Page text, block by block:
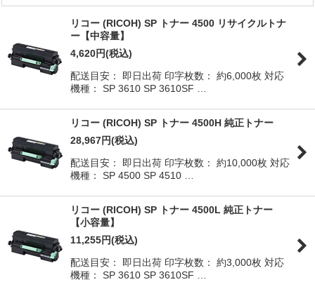
リコー (RICOH) SP トナー 4500 リサイクルトナ
ー【中容量】
4,620円(税込)
配送目安： 即日出荷 印字枚数： 約6,000枚 対応
機種： SP 3610 SP 3610SF …
リコー (RICOH) SP トナー 4500H 純正トナー
28,967円(税込)
配送目安： 即日出荷 印字枚数： 約10,000枚 対応
機種： SP 4500 SP 4510 …
リコー (RICOH) SP トナー 4500L 純正トナー
【小容量】
11,255円(税込)
配送目安： 即日出荷 印字枚数： 約3,000枚 対応
機種： SP 3610 SP 3610SF …